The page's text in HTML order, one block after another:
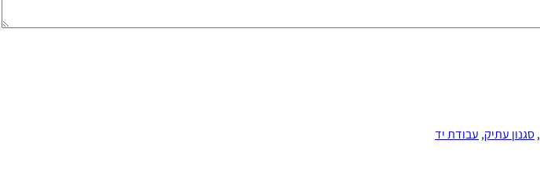
,סגנון עתיק, עבודת יד